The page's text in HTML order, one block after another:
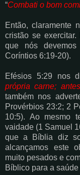
“Combati o bom
Então, claramente
cristão se
que nós
Coríntios 6:19-20).
Efésios 5:29 nos
própria carne;
também nos
Provérbios 23:2; 2
10:5). Ao mesmo
vaidade (1 Samuel
que a Bíblia diz
alcançamos este
muito pesados e
Bíblico para a